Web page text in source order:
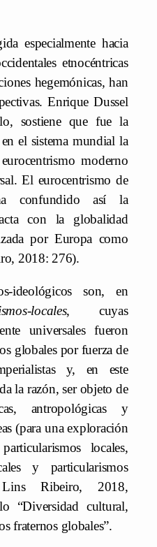
especialmente hacia
etnocéntricas
hegemónicas, han
Enrique Dussel
sostiene que fue la
el sistema mundial la
moderno
El eurocentrismo de
confundido así la
con la globalidad
por Europa como
2018: 276).
ideológicos son, en
locales, cuyas
universales fueron
globales por fuerza de
y, en este
la razón, ser objeto de
antropológicas y
(para una exploración
locales,
y particularismos
Lins Ribeiro, 2018,
“Diversidad cultural,
fraternos globales”.